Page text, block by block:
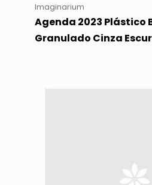
Imaginarium
Agenda 2023 Plástico
Granulado Cinza